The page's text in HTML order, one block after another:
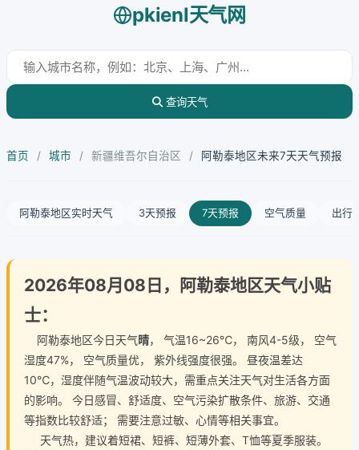
pkienl天气网
查询天气
首页 / 城市 / 新疆维吾尔自治区 / 阿勒泰地区未来7天天气预报
阿勒泰地区实时天气 3天预报 7天预报 空气质量 出行
2026年08月08日，阿勒泰地区天气小贴
士：
阿勒泰地区今日天气晴， 气温16~26℃， 南风4-5级， 空气
湿度47%， 空气质量优， 紫外线强度很强。 昼夜温差达
10℃，湿度伴随气温波动较大，需重点关注天气对生活各方面
的影响。 今日感冒、舒适度、空气污染扩散条件、旅游、交通
等指数比较舒适； 需要注意过敏、心情等相关事宜。
天气热，建议着短裙、短裤、短薄外套、T恤等夏季服装。